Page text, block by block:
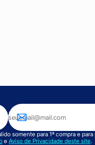
somente para 1ª compra e
e Aviso de Privacidade deste site.